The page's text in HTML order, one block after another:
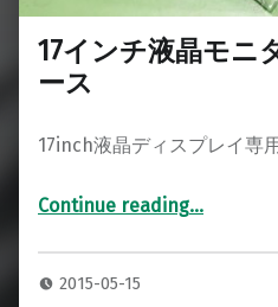
17インチ液晶モニ
ース
17inch液晶ディスプレイ専
Continue reading“17インチ液晶モニター専用ハードケース”
…
2015-05-15